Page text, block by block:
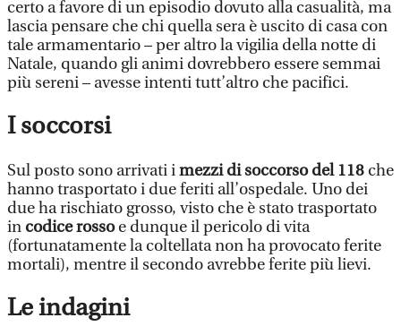
certo a favore di un episodio dovuto alla casualità, ma
lascia pensare che chi quella sera è uscito di casa con
tale armamentario – per altro la vigilia della notte di
Natale, quando gli animi dovrebbero essere semmai
più sereni – avesse intenti tutt’altro che pacifici.
I soccorsi
Sul posto sono arrivati imezzi di soccorso del 118 che
hanno trasportato i due feriti all’ospedale. Uno dei
due ha rischiato grosso, visto che è stato trasportato
in codice rossoe dunque il pericolo di vita
(fortunatamente la coltellata non ha provocato ferite
mortali), mentre il secondo avrebbe ferite più lievi.
Le indagini